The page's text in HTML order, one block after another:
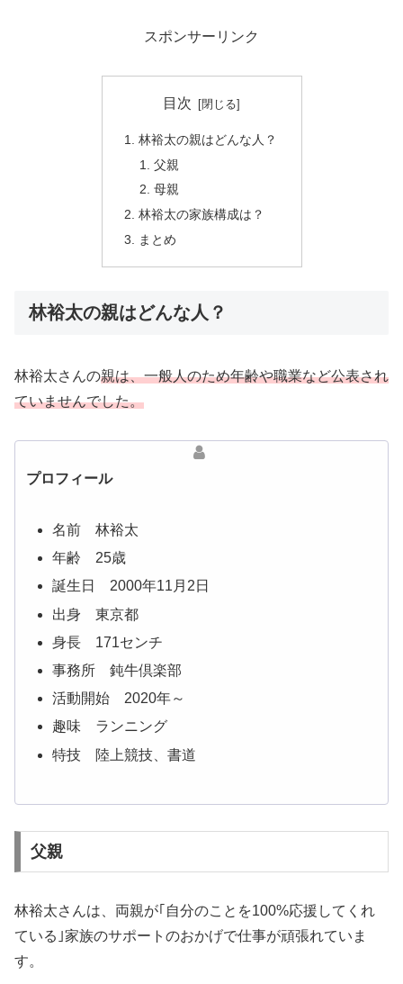
スポンサーリンク
目次
林裕太の親はどんな人？
父親
母親
林裕太の家族構成は？
まとめ
林裕太の親はどんな人？
林裕太さんの親は、一般人のため年齢や職業など公表され
ていませんでした。
プロフィール
名前 林裕太
年齢 25歳
誕生日 2000年11月2日
出身 東京都
身長 171センチ
事務所 鈍牛倶楽部
活動開始 2020年～
趣味 ランニング
特技 陸上競技、書道
父親
林裕太さんは、両親が｢自分のことを100%応援してくれ
ている｣家族のサポートのおかげで仕事が頑張れていま
す。